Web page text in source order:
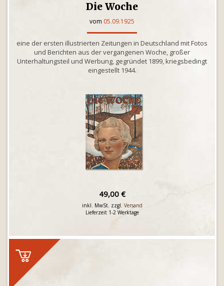
Die Woche
vom 05.09.1925
eine der ersten illustrierten Zeitungen in Deutschland mit Fotos
und Berichten aus der vergangenen Woche, großer
Unterhaltungsteil und Werbung, gegründet 1899, kriegsbedingt
eingestellt 1944.
49,00 €
inkl. MwSt. zzgl. Versand
Lieferzeit 1-2 Werktage